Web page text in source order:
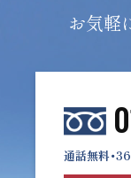
お気軽
通話無料・